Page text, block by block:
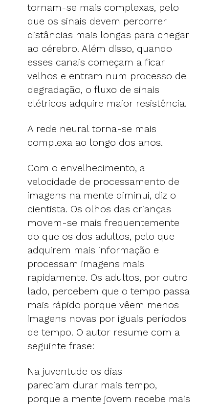
tornam-se mais complexas, pelo
que os sinais devem percorrer
distâncias mais longas para chegar
ao cérebro. Além disso, quando
esses canais começam a ficar
velhos e entram num processo de
degradação, o fluxo de sinais
elétricos adquire maior resistência.
A rede neural torna-se mais
complexa ao longo dos anos.
Com o envelhecimento, a
velocidade de processamento de
imagens na mente diminui, diz o
cientista. Os olhos das crianças
movem-se mais frequentemente
do que os dos adultos, pelo que
adquirem mais informação e
processam imagens mais
rapidamente. Os adultos, por outro
lado, percebem que o tempo passa
mais rápido porque vêem menos
imagens novas por iguais períodos
de tempo. O autor resume com a
seguinte frase:
Na juventude os dias
pareciam durar mais tempo,
porque a mente jovem recebe mais